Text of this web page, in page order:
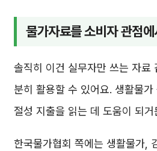
물가자료를 소비자 관점
솔직히 이건 실무자만 쓰는 자료
분히 활용할 수 있어요. 생활물가
절성 지출을 읽는 데 도움이 되거
한국물가협회 쪽에는 생활물가,